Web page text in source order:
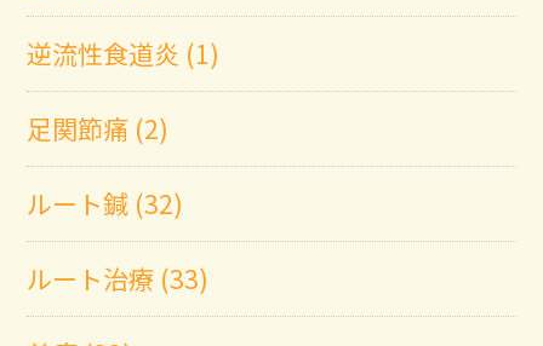
逆流性食道炎 (1)
足関節痛 (2)
ルート鍼 (32)
ルート治療 (33)